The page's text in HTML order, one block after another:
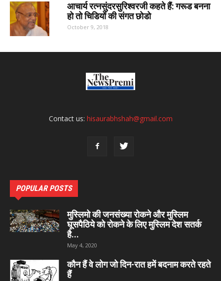
आचार्य रत्नसुंदरसुरिश्वरजी कहते हैं: गरूड बनना
हो तो चिडियों की संगत छोडो
October 9, 2018
Contact us: hisaurabhshah@gmail.com
POPULAR POSTS
मुस्लिमो की जनसंख्या रोकने और मुस्लिम
घूसपैठिये को रोकने के लिए मुस्लिम देश सतर्क
है...
May 4, 2020
कौन हैं वे लोग जो दिन-रात हमें बदनाम करते रहते
हैं